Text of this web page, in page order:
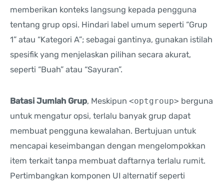
memberikan konteks langsung kepada pengguna
tentang grup opsi. Hindari label umum seperti “Grup
1” atau “Kategori A”; sebagai gantinya, gunakan istilah
spesifik yang menjelaskan pilihan secara akurat,
seperti “Buah” atau “Sayuran”.
Batasi Jumlah Grup, Meskipun <optgroup> berguna
untuk mengatur opsi, terlalu banyak grup dapat
membuat pengguna kewalahan. Bertujuan untuk
mencapai keseimbangan dengan mengelompokkan
item terkait tanpa membuat daftarnya terlalu rumit.
Pertimbangkan komponen UI alternatif seperti